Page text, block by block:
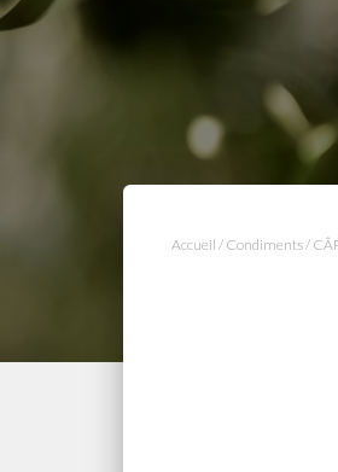
Accueil / Condiments/